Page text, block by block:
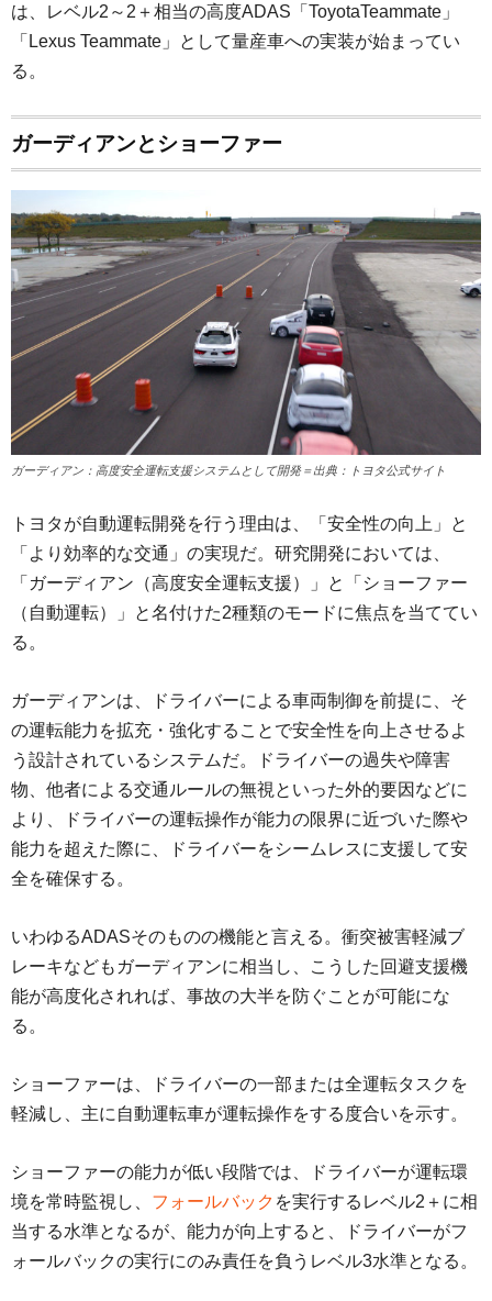
は、レベル2～2＋相当の高度ADAS「ToyotaTeammate」
「Lexus Teammate」として量産車への実装が始まってい
る。
ガーディアンとショーファー
ガーディアン：高度安全運転支援システムとして開発＝出典：トヨタ公式サイト
トヨタが自動運転開発を行う理由は、「安全性の向上」と
「より効率的な交通」の実現だ。研究開発においては、
「ガーディアン（高度安全運転支援）」と「ショーファー
（自動運転）」と名付けた2種類のモードに焦点を当ててい
る。
ガーディアンは、ドライバーによる車両制御を前提に、そ
の運転能力を拡充・強化することで安全性を向上させるよ
う設計されているシステムだ。ドライバーの過失や障害
物、他者による交通ルールの無視といった外的要因などに
より、ドライバーの運転操作が能力の限界に近づいた際や
能力を超えた際に、ドライバーをシームレスに支援して安
全を確保する。
いわゆるADASそのものの機能と言える。衝突被害軽減ブ
レーキなどもガーディアンに相当し、こうした回避支援機
能が高度化されれば、事故の大半を防ぐことが可能にな
る。
ショーファーは、ドライバーの一部または全運転タスクを
軽減し、主に自動運転車が運転操作をする度合いを示す。
ショーファーの能力が低い段階では、ドライバーが運転環
境を常時監視し、 フォールバック を実行するレベル2＋に相
当する水準となるが、能力が向上すると、ドライバーがフ
ォールバックの実行にのみ責任を負うレベル3水準となる。